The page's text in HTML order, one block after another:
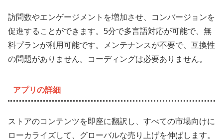
訪問数やエンゲージメントを増加させ、コンバージョンを
促進することができます。5分で多言語対応が可能で、無
料プランが利用可能です。メンテナンスが不要で、互換性
の問題がありません。コーディングは必要ありません。
アプリの詳細
ストアのコンテンツを即座に翻訳し、すべての市場向けに
ローカライズして、グローバルな売り上げを伸ばします。